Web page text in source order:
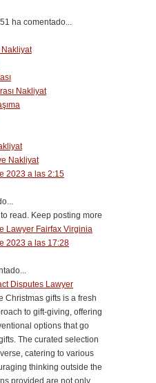
ha comentado...
Nakliyat
Nakliyat
2023 a las 2:15
read. Keep posting more
Lawyer Fairfax Virginia
2023 a las 17:28
Disputes Lawyer
Christmas gifts is a fresh
to gift-giving, offering
options that go
The curated selection
catering to various
thinking outside the
provided are not only